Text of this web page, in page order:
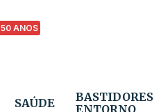
50 ANOS
SAÚDE
BASTIDORES
ENTORNO